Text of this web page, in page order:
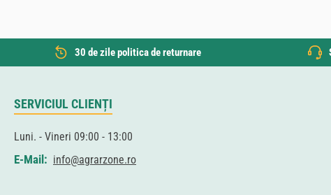
30 de zile politica de returnare
SERVICIUL CLIENȚI
Luni. - Vineri 09:00 - 13:00
E-Mail: info@agrarzone.ro